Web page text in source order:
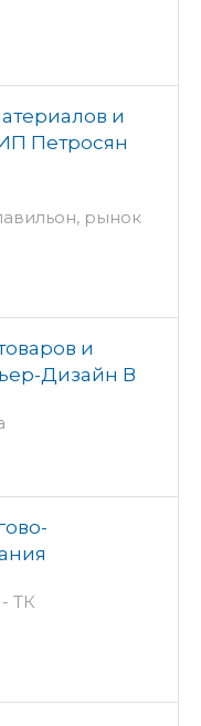
и
Петросян
рынок
и
Дизайн В
ТК